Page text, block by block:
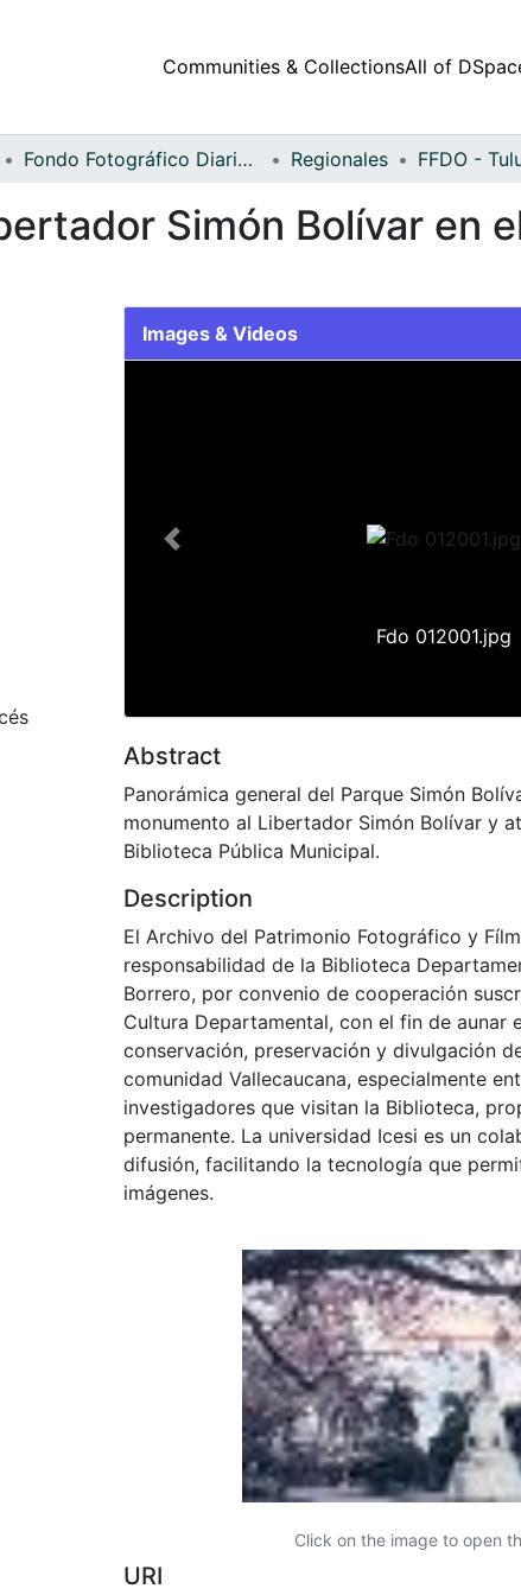
Communities & CollectionsAll of
Fondo Fotográfico Diario Occidente Regionales
Simón Bolívar en
Images & Videos
Fdo 012001.jpg
Previous
Abstract
Panorámica general del Parque Simón
monumento al Libertador Simón Bolívar y
Biblioteca Pública Municipal.
Description
El Archivo del Patrimonio Fotográfico y
responsabilidad de la Biblioteca
Borrero, por convenio de cooperación
Cultura Departamental, con el fin de aunar
conservación, preservación y divulgación
comunidad Vallecaucana, especialmente
investigadores que visitan la Biblioteca,
permanente. La universidad Icesi es un
difusión, facilitando la tecnología que
imágenes.
Click on the image to open
URI